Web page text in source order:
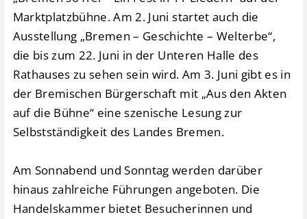
Marktplatzbühne. Am 2. Juni startet auch die
Ausstellung „Bremen – Geschichte – Welterbe“,
die bis zum 22. Juni in der Unteren Halle des
Rathauses zu sehen sein wird. Am 3. Juni gibt es in
der Bremischen Bürgerschaft mit „Aus den Akten
auf die Bühne“ eine szenische Lesung zur
Selbstständigkeit des Landes Bremen.
Am Sonnabend und Sonntag werden darüber
hinaus zahlreiche Führungen angeboten. Die
Handelskammer bietet Besucherinnen und